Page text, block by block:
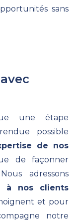
sans
une étape
possible
de nos
de façonner
adressons
à nos clients
et pour
notre